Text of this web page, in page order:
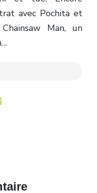
avec Pochita et
Man, un
Telegram